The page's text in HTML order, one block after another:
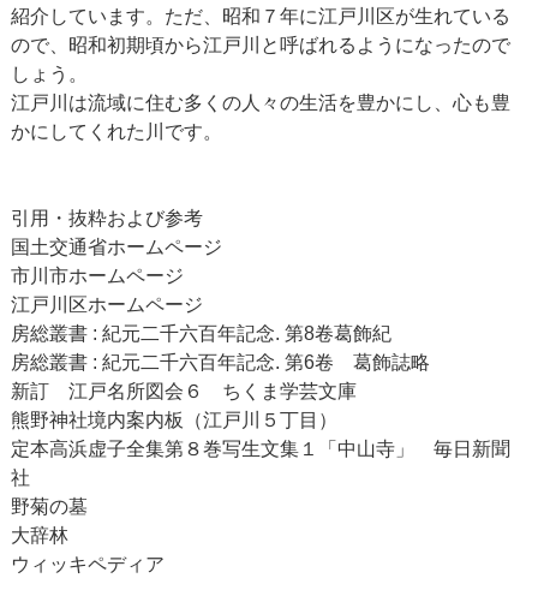
紹介しています。ただ、昭和７年に江戸川区が生れている
ので、昭和初期頃から江戸川と呼ばれるようになったので
しょう。
江戸川は流域に住む多くの人々の生活を豊かにし、心も豊
かにしてくれた川です。
引用・抜粋および参考
国土交通省ホームページ
市川市ホームページ
江戸川区ホームページ
房総叢書 : 紀元二千六百年記念. 第8卷葛飾紀
房総叢書 : 紀元二千六百年記念. 第6卷 葛飾誌略
新訂 江戸名所図会６ ちくま学芸文庫
熊野神社境内案内板（江戸川５丁目）
定本高浜虚子全集第８巻写生文集１「中山寺」 毎日新聞
社
野菊の墓
大辞林
ウィッキペディア